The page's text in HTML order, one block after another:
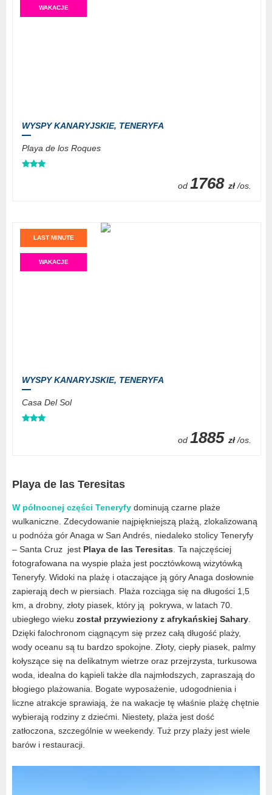
WAKACJE
WYSPY KANARYJSKIE, TENERYFA
Playa de los Roques
od 1768 zł /os.
LAST MINUTE
WAKACJE
WYSPY KANARYJSKIE, TENERYFA
Casa Del Sol
od 1885 zł /os.
Playa de las Teresitas
W północnej części Teneryfy dominują czarne plaże
wulkaniczne. Zdecydowanie najpiękniejszą plażą, zlokalizowaną
u podnóża gór Anaga w San Andrés, niedaleko stolicy Teneryfy
– Santa Cruz jest Playa de las Teresitas . Ta najczęściej
fotografowana na wyspie plaża jest pocztówkową wizytówką
Teneryfy. Widoki na plażę i otaczające ją góry Anaga dosłownie
zapierają dech w piersiach. Plaża rozciąga się na długości 1,5
km, a drobny, złoty piasek, który ją pokrywa, w latach 70.
ubiegłego wieku został przywieziony z afrykańskiej Sahary
Dzięki falochronom ciągnącym się przez całą długość plaży,
wody oceanu są tu bardzo spokojne. Złoty, ciepły piasek, palmy
kołyszące się na delikatnym wietrze oraz przejrzysta, turkusowa
woda, idealna do kąpieli także dla najmłodszych, zapraszają do
błogiego plażowania. Bogate wyposażenie, udogodnienia i
liczne atrakcje sprawiają, że na wakacje tę właśnie plażę chętnie
wybierają rodziny z dziećmi. Niestety, plaża jest dość
zatłoczona, szczególnie w weekendy. Tuż przy plaży jest wiele
barów i restauracji.